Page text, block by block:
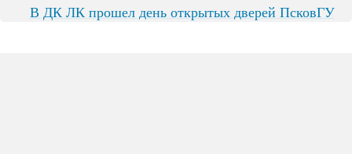
В ДК ЛК прошел день открытых дверей ПсковГУ